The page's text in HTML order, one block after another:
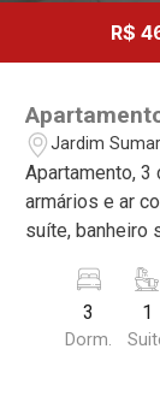
R$
Jardim
Apartamento,
armários e ar
suíte, banheiro
banheiro de
excelente
Nove de Julho.
3
Dorm.
1